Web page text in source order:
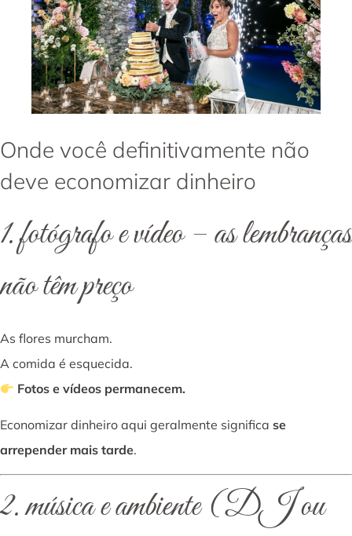
Onde você definitivamente não
deve economizar dinheiro
1. fotógrafo e vídeo – as lembranças
não têm preço
As flores murcham.
A comida é esquecida.
Fotos e vídeos permanecem.
Economizar dinheiro aqui geralmente significa se
arrepender mais tarde.
2. música e ambiente (DJ ou